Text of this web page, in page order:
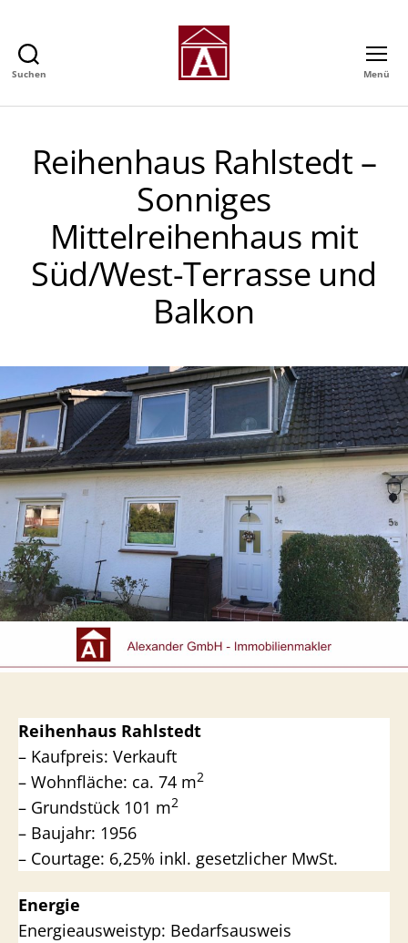
Suchen
GmbH
Immobilienmakler
in
Hamburg
Menü
Reihenhaus Rahlstedt –
Sonniges
Mittelreihenhaus mit
Süd/West-Terrasse und
Balkon
Reihenhaus Rahlstedt
– Kaufpreis: Verkauft
– Wohnfläche: ca. 74 m2
– Grundstück 101 m2
– Baujahr: 1956
– Courtage: 6,25% inkl. gesetzlicher MwSt.
Energie
Energieausweistyp: Bedarfsausweis